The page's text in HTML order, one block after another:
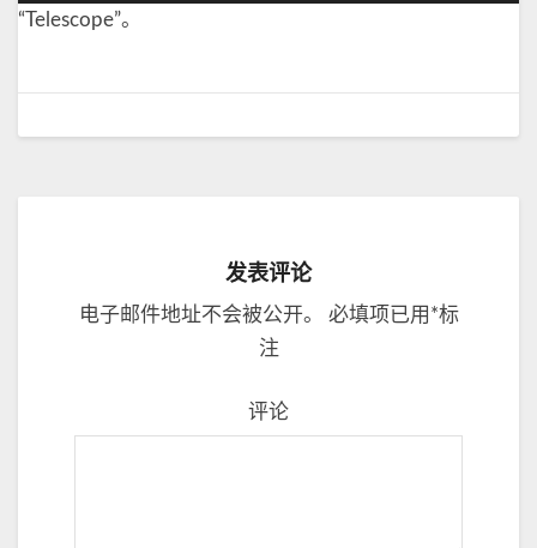
c
e
播
“Telescope”。
发表评论
电子邮件地址不会被公开。 必填项已用 *标
注
评论